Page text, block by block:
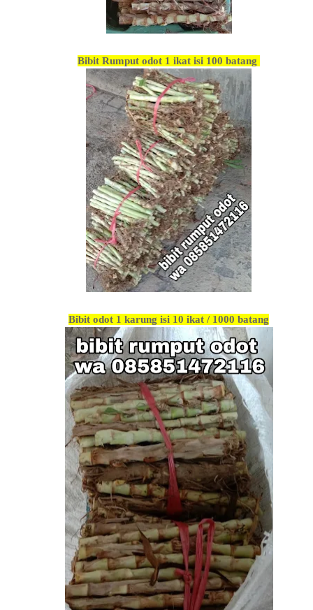
Bibit Rumput odot 1 ikat isi 100 batang
Bibit odot 1 karung isi 10 ikat / 1000 batang